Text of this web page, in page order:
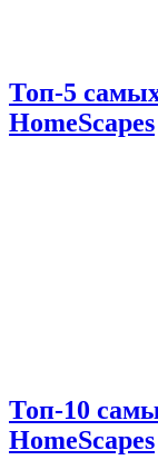
Топ-5
HomeScapes
Топ-10
HomeScapes